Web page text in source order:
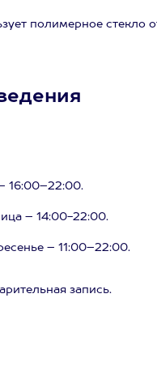
полимерное стекло
16:00–22:00.
– 14:00-22:00.
– 11:00–22:00.
запись.